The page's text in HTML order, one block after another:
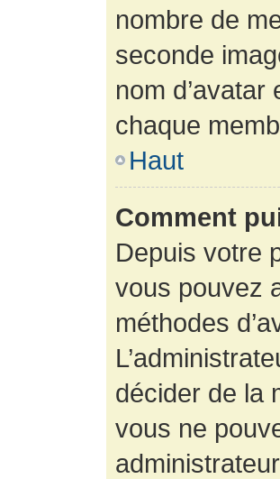
nombre de
seconde
nom
chaque
Haut
Comment
Depuis votre
vous pouvez
méthodes
décider de la
vous ne